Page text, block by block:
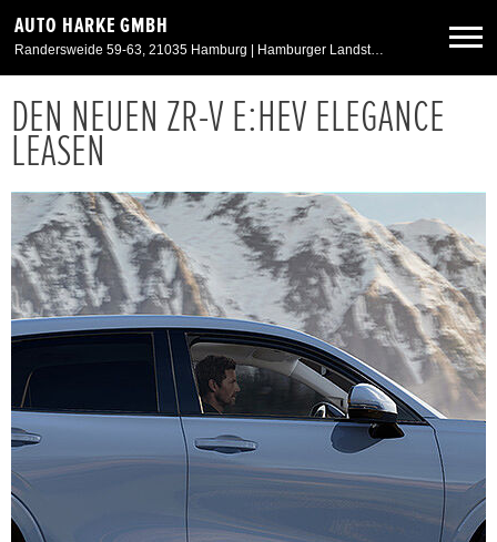
AUTO HARKE GMBH
Randersweide 59-63, 21035 Hamburg | Hamburger Landstr. 50, 21357 Bardowick
Neuwagen
Aktionen & Angebote
Service & Zubehör
Unser Autohaus
DEN NEUEN ZR-V E:HEV ELEGANCE
LEASEN